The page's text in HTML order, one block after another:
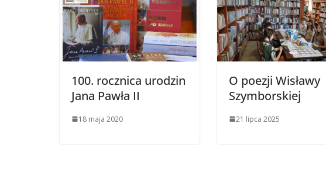
100. rocznica urodzin
Jana Pawła II
18 maja 2020
O poezji Wisławy
Szymborskiej
21 lipca 2025